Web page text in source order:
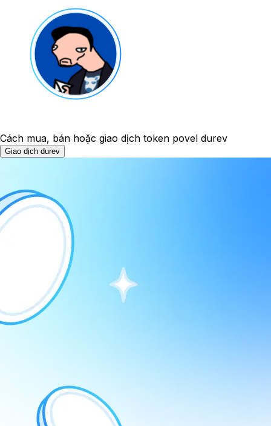
Cách mua, bán hoặc giao dịch token povel durev
Giao dịch durev